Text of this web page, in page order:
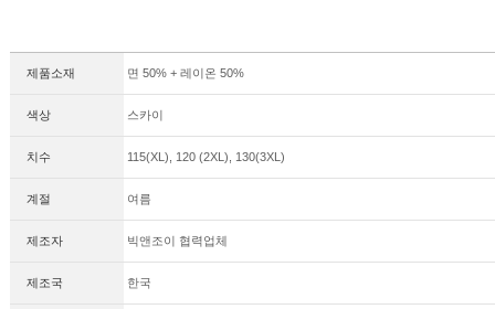
제품소재 면 50% + 레이온 50%
색상 스카이
치수 115(XL), 120 (2XL), 130(3XL)
계절 여름
제조자 빅앤조이 협력업체
제조국 한국